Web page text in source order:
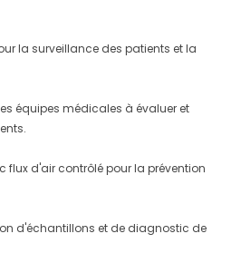
la surveillance des patients et la
équipes médicales à évaluer et
flux d'air contrôlé pour la prévention
d'échantillons et de diagnostic de